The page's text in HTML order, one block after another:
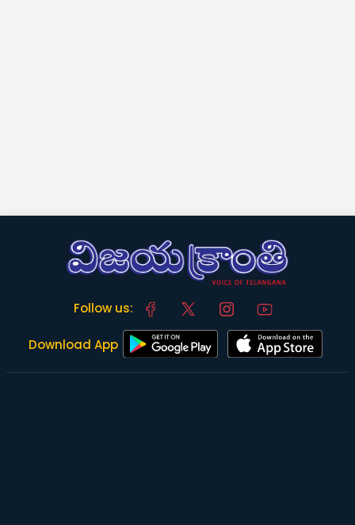
Follow us:
Download App